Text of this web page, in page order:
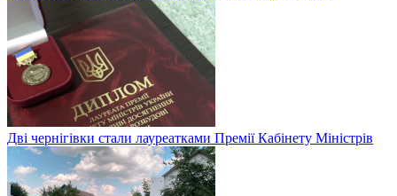
Дві чернігівки стали лауреатками Премії Кабінету Міністрів